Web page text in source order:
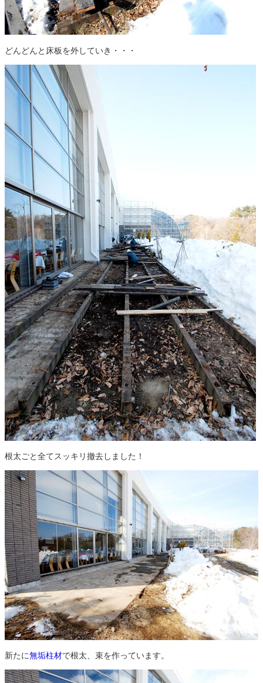
どんどんと床板を外していき・・・
根太ごと全てスッキリ撤去しました！
新たに無垢柱材で根太、束を作っています。